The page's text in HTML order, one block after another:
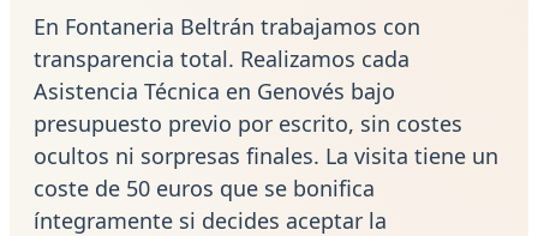
En Fontaneria Beltrán trabajamos con
transparencia total. Realizamos cada
Asistencia Técnica en Genovés bajo
presupuesto previo por escrito, sin costes
ocultos ni sorpresas finales. La visita tiene un
coste de 50 euros que se bonifica
íntegramente si decides aceptar la